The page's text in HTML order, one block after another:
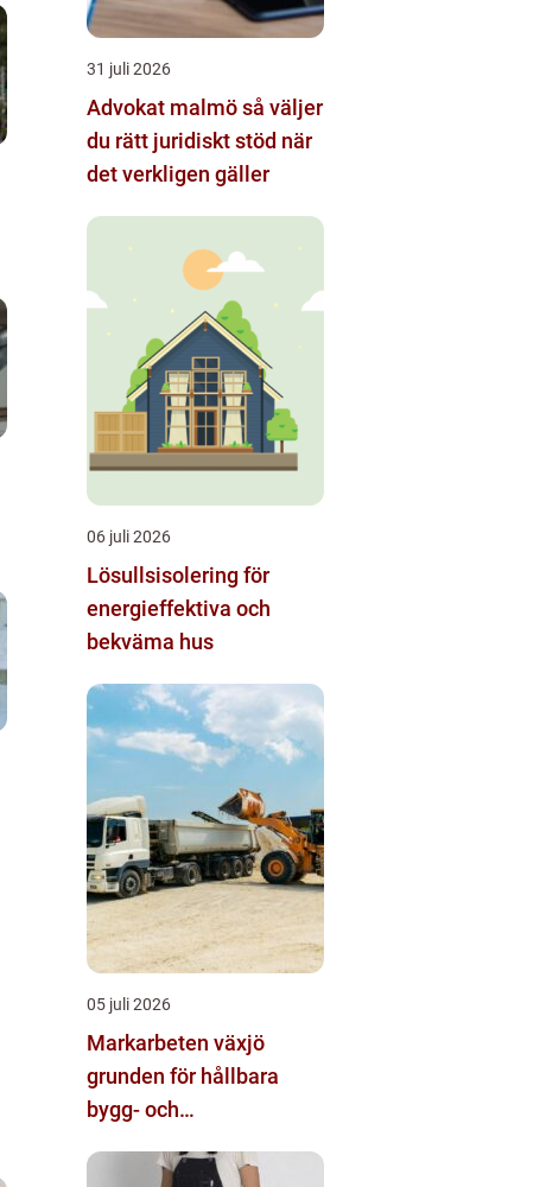
31 juli 2026
Advokat malmö så väljer
du rätt juridiskt stöd när
det verkligen gäller
06 juli 2026
Lösullsisolering för
energieffektiva och
bekväma hus
05 juli 2026
Markarbeten växjö
grunden för hållbara
bygg- och